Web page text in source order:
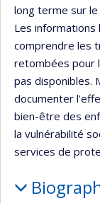
long terme sur
Les
comprendre les
retombées pour
pas disponibles.
documenter
bien-être des
la vulnérabilité
services de